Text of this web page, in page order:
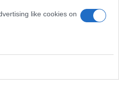
like cookies on